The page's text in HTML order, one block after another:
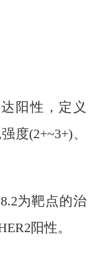
阳性，定义
度(2+~3+)、
为靶点的治
阳性。